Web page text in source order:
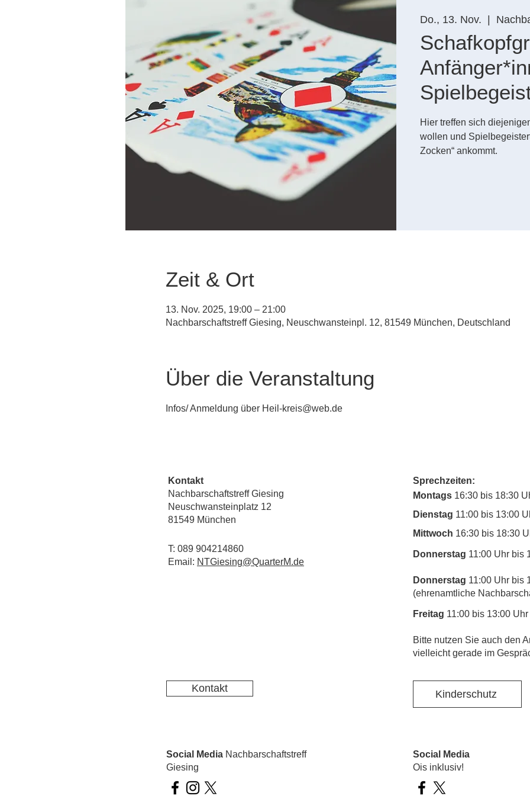
Do., 13. Nov.
Hier treffen sich
wollen und
Zocken“ ankommt.
Zeit & Ort
13. Nov. 2025, 19:00 – 21:00
Nachbarschaftstreff Giesing, Neuschwansteinpl. 12, 81549 München, Deutschland
Über die Veranstaltung
Infos/ Anmeldung über Heil-kreis@web.de
Kontakt
Nachbarschaftstreff Giesing
Neuschwansteinplatz 12
81549 München
T: 089 904214860
Email: NTGiesing@QuarterM.de
Kontakt
Sprechzeiten:
Montags 16:30 bis 18:30
Dienstag 11:00 bis 13:00
Mittwoch 16:30 bis 18:30
Donnerstag 11:00 Uhr bis
Donnerstag 11:00 Uhr bis
(ehrenamtliche
Freitag 11:00 bis 13:00 Uhr
​Bitte nutzen Sie auch den
vielleicht gerade im
Kinderschutz
Social Media Nachbarschaftstreff
Giesing
Social Media
Ois inklusiv!